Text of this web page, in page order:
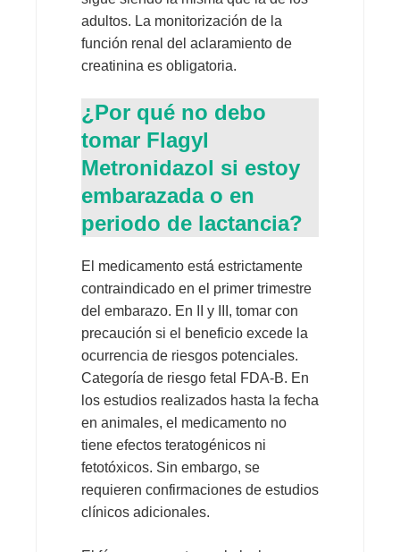
adultos. La monitorización de la
función renal del aclaramiento de
creatinina es obligatoria.
¿Por qué no debo
tomar Flagyl
Metronidazol si estoy
embarazada o en
periodo de lactancia?
El medicamento está estrictamente
contraindicado en el primer trimestre
del embarazo. En II y III, tomar con
precaución si el beneficio excede la
ocurrencia de riesgos potenciales.
Categoría de riesgo fetal FDA-B. En
los estudios realizados hasta la fecha
en animales, el medicamento no
tiene efectos teratogénicos ni
fetotóxicos. Sin embargo, se
requieren confirmaciones de estudios
clínicos adicionales.